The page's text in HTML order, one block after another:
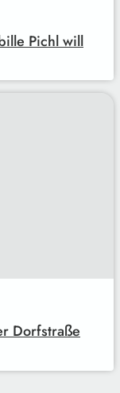
Pichl will
Dorfstraße